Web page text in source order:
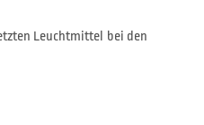
Leuchtmittel bei den